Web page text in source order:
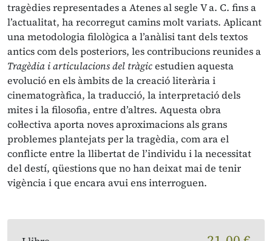
tragèdies representades a Atenes al segle V a. C. fins a
l’actualitat, ha recorregut camins molt variats. Aplicant
una metodologia filològica a l’anàlisi tant dels textos
antics com dels posteriors, les contribucions reunides a
Tragèdia i articulacions del tràgicestudien aquesta
evolució en els àmbits de la creació literària i
cinematogràfica, la traducció, la interpretació dels
mites i la filosofia, entre d’altres. Aquesta obra
col·lectiva aporta noves aproximacions als grans
problemes plantejats per la tragèdia, com ara el
conflicte entre la llibertat de l’individu i la necessitat
del destí, qüestions que no han deixat mai de tenir
vigència i que encara avui ens interroguen.